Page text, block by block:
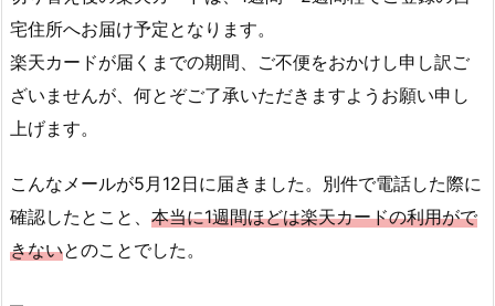
宅住所へお届け予定となります。
楽天カードが届くまでの期間、ご不便をおかけし申し訳ご
ざいませんが、何とぞご了承いただきますようお願い申し
上げます。
こんなメールが5月12日に届きました。別件で電話した際に
確認したとこと、 本当に1週間ほどは楽天カードの利用がで
きないとのことでした。